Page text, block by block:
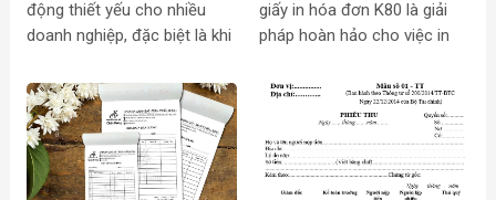
động thiết yếu cho nhiều
doanh nghiệp, đặc biệt là khi
khách hàng. Tuy nhiên, việc
in ấn số lượng lớn phiếu thu
có thể tốn kém chi phí nếu
không được thực hiện hiệu
quả.
giấy in hóa đơn K80 là giải
pháp hoàn hảo cho việc in
kiệm và hiệu quả. Hãy cùng
Phúc Chung Gia tìm hiểu chi
tiết về giấy in hóa đơn K80
cũng như những ưu điểm
của loại giấy này.